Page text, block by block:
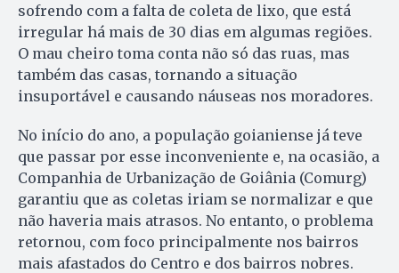
sofrendo com a falta de coleta de lixo, que está
irregular há mais de 30 dias em algumas regiões.
O mau cheiro toma conta não só das ruas, mas
também das casas, tornando a situação
insuportável e causando náuseas nos moradores.
No início do ano, a população goianiense já teve
que passar por esse inconveniente e, na ocasião, a
Companhia de Urbanização de Goiânia (Comurg)
garantiu que as coletas iriam se normalizar e que
não haveria mais atrasos. No entanto, o problema
retornou, com foco principalmente nos bairros
mais afastados do Centro e dos bairros nobres.